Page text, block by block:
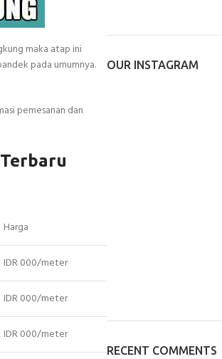
maka atap ini
pada umumnya.
pemesanan dan
Harga
IDR 000/meter
IDR 000/meter
IDR 000/meter
OUR INSTAGRAM
RECENT COMMENTS